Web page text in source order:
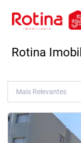
Rotina
<<<<